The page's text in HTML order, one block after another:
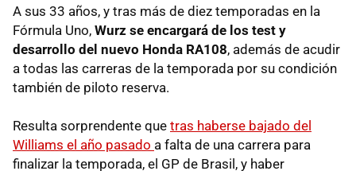
A sus 33 años, y tras más de diez temporadas en la
Fórmula Uno, Wurz se encargará de los test y
desarrollo del nuevo Honda RA108, además de acudir
a todas las carreras de la temporada por su condición
también de piloto reserva.
Resulta sorprendente que tras haberse bajado del
Williams el año pasado a falta de una carrera para
finalizar la temporada, el GP de Brasil, y haber